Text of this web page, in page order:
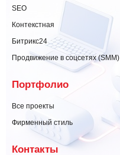
SEO
Контекстная
Битрикс24
Продвижение в соцсетях (SMM)
Портфолио
Все проекты
Фирменный стиль
Контакты